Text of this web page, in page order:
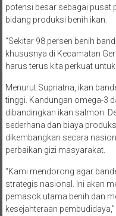
potensi besar sebagai pusat
bidang produksi benih ikan.
“Sekitar 98 persen benih
khususnya di Kecamatan
harus terus kita perkuat
Menurut Supriatna, ikan
tinggi. Kandungan omega-3
dibandingkan ikan salmon.
sederhana dan biaya
dikembangkan secara
perbaikan gizi masyarakat.
“Kami mendorong agar
strategis nasional. Ini akan
pemasok utama benih dan
kesejahteraan